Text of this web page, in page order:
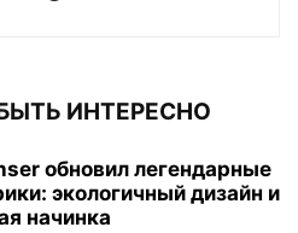
ИНТЕРЕСНО
обновил легендарные
экологичный дизайн и
начинка